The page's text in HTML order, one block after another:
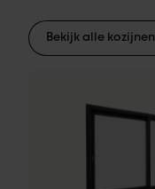
Bekijk alle kozijnen